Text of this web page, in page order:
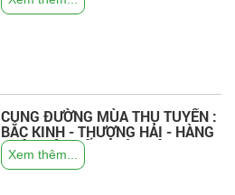
CUNG ĐƯỜNG MÙA THU TUYẾN :
BẮC KINH - THƯỢNG HẢI - HÀNG
CHÂU - Ô TRẤN - TÔ CHÂU
Xem thêm...